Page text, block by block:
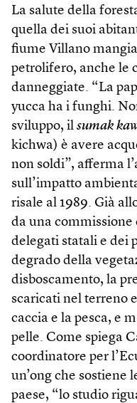
La salute della
quella dei suoi
fiume Villano
petrolifero, anche le
danneggiate. “La
yucca ha i funghi.
sviluppo, il sumak
kichwa) è avere
non soldi”, afferma
sull’impatto
risale al 1989. Già
da una
delegati statali e dei
degrado della
disboscamento, la
scaricati nel terreno
caccia e la pesca, e
pelle. Come spiega
coordinatore per
un’ong che sostiene
paese, “lo studio